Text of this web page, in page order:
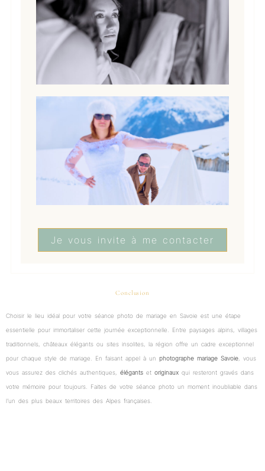
Je vous invite à me contacter
Conclusion
Choisir le lieu idéal pour votre séance photo de mariage en Savoie est une étape
essentielle pour immortaliser cette journée exceptionnelle. Entre paysages alpins, villages
traditionnels, châteaux élégants ou sites insolites, la région offre un cadre exceptionnel
pour chaque style de mariage. En faisant appel à un photographe mariage Savoie , vous
vous assurez des clichés authentiques, élégants et originaux qui resteront gravés dans
votre mémoire pour toujours. Faites de votre séance photo un moment inoubliable dans
l’un des plus beaux territoires des Alpes françaises.